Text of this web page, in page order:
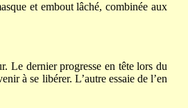
et embout lâché, combinée aux
Le dernier progresse en tête lors du
à se libérer. L’autre essaie de l’en